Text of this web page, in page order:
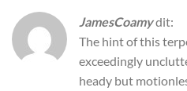
JamesCoamydit:
The hint of this
exceedingly
heady but